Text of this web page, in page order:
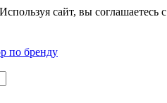
сайт, вы соглашаетесь с
по бренду